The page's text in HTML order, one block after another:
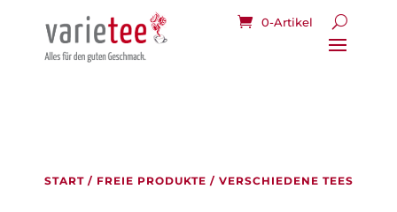
0-Artikel
START/ FREIE PRODUKTE / VERSCHIEDENE TEES